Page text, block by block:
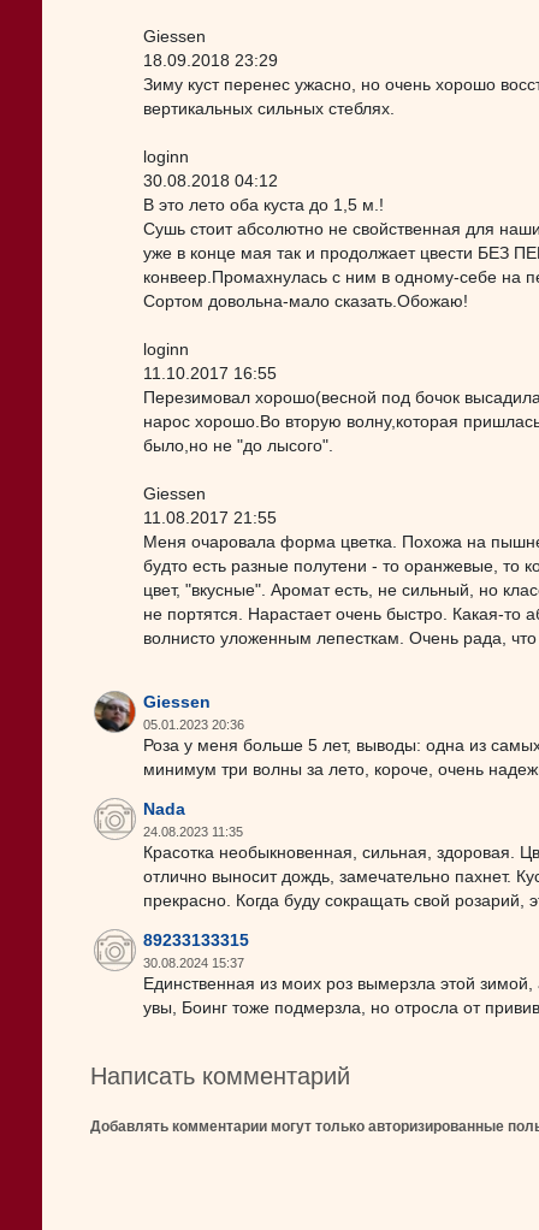
Giessen
18.09.2018 23:29
Зиму куст перенес ужасно, но очень хорошо
вертикальных сильных стеблях.
loginn
30.08.2018 04:12
В это лето оба куста до 1,5 м.!
Сушь стоит абсолютно не свойственная для
уже в конце мая так и продолжает цвести БЕЗ
конвеер.Промахнулась с ним в одному-себе на
Сортом довольна-мало сказать.Обожаю!
loginn
11.10.2017 16:55
Перезимовал хорошо(весной под бочок
нарос хорошо.Во вторую волну,которая
было,но не "до лысого".
Giessen
11.08.2017 21:55
Меня очаровала форма цветка. Похожа на
будто есть разные полутени - то оранжевые, то
цвет, "вкусные". Аромат есть, не сильный, но
не портятся. Нарастает очень быстро. Какая-то
волнисто уложенным лепесткам. Очень рада,
Giessen
05.01.2023 20:36
Роза у меня больше 5 лет, выводы: одна из
минимум три волны за лето, короче, очень
Nada
24.08.2023 11:35
Красотка необыкновенная, сильная, здоровая.
отлично выносит дождь, замечательно пахнет.
прекрасно. Когда буду сокращать свой розарий,
89233133315
30.08.2024 15:37
Единственная из моих роз вымерзла этой
увы, Боинг тоже подмерзла, но отросла от
Написать комментарий
Добавлять комментарии могут только авторизированные